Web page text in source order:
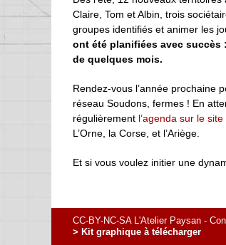
Claire, Tom et Albin, trois
groupes identifiés et animer les
ont été planifiées avec succès
de quelques mois.
Rendez-vous l’année prochaine
réseau Soudons, fermes ! En
régulièrement l’agenda sur le site
L’Orne, la Corse, et l’Ariège.
Et si vous voulez initier une
CC-BY-NC-SA L'Atelier Paysan -
> Kit graphique à télécharger